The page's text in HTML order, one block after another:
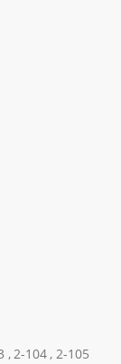
, 2-104 , 2-105